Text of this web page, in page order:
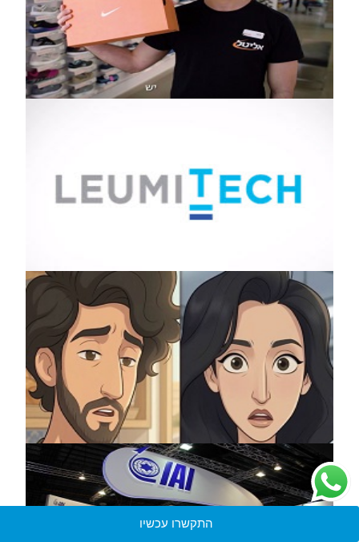
התקשרו עכשיו